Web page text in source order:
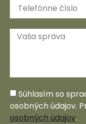
Súhlasím so
osobných údajov.
osobných údajov.